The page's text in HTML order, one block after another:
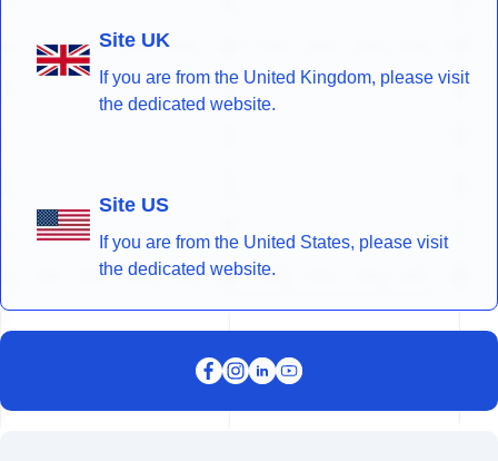
Site UK
If you are from the United Kingdom, please visit
the dedicated website.
Site US
If you are from the United States, please visit
the dedicated website.